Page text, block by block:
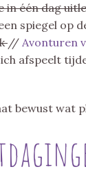
in één dag
spiegel op
// Avonturen
afspeelt
bewust wat